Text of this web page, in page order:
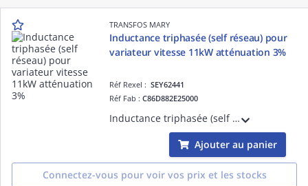
TRANSFOS MARY
Inductance triphasée (self réseau) pour
variateur vitesse 11kW atténuation 3%
Réf Rexel :SEY62441
Réf Fab :C86D882E25000
Inductance triphasée (self de réseau) pour variateur de vitesse 11kW ( Moteur triphasé 380-415V ) - Tx d'atténuation 3% - L=1,18mH - I=25A - Bornes 4mm2 - IP00
Ajouter au panier
Connectez-vous pour voir vos prix et les stocks